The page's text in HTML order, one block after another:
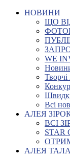
НОВИНИ
ЩО
WE
Творчі
Всі
АЛЕЯ
ВСІ
STAR
АЛЕЯ